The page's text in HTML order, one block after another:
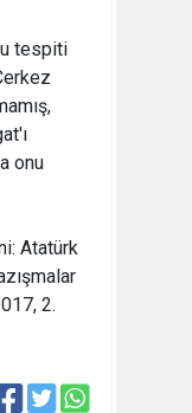
tespiti
onu
Atatürk
2.